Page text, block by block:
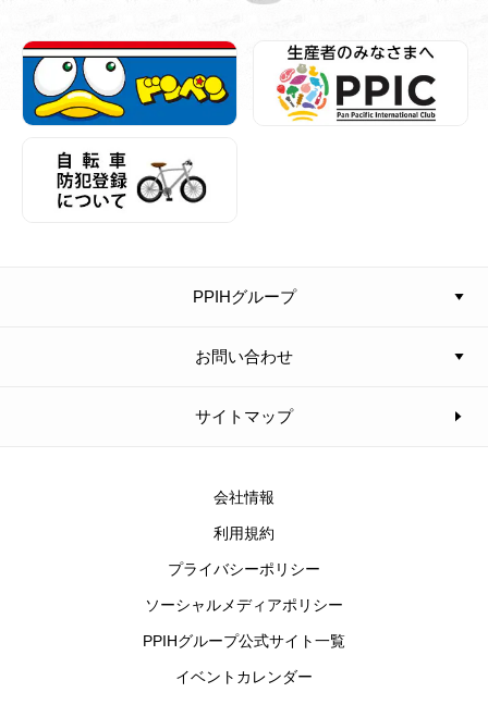
PPIHグループ
お問い合わせ
サイトマップ
会社情報
利用規約
プライバシーポリシー
ソーシャルメディアポリシー
PPIHグループ公式サイト一覧
イベントカレンダー